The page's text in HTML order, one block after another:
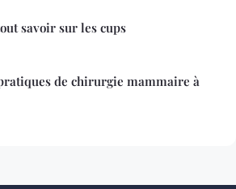
savoir sur les cups
de chirurgie mammaire à